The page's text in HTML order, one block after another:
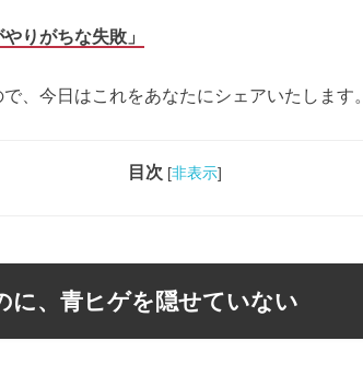
りがちな失敗」
、今日はこれをあなたにシェアいたします。
目次 [非表示]
に、青ヒゲを隠せていない